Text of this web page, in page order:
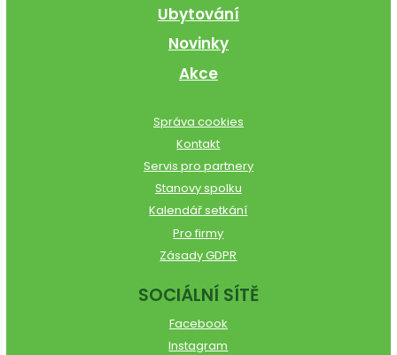
Ubytování
Novinky
Akce
Správa cookies
Kontakt
Servis pro partnery
Stanovy spolku
Kalendář setkání
Pro firmy
Zásady GDPR
SOCIÁLNÍ SÍTĚ
Facebook
Instagram